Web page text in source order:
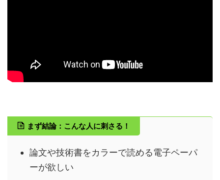
まず結論：こんな人に刺さる！
論文や技術書をカラーで読める電子ペーパ
ーが欲しい